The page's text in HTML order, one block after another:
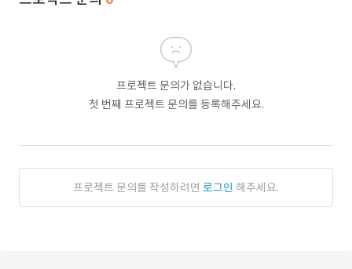
프로젝트 문의가 없습니다.
첫 번째 프로젝트 문의를 등록해주세요.
프로젝트 문의를 작성하려면 로그인 해주세요.